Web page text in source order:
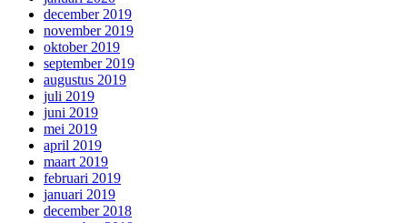
december 2019
november 2019
oktober 2019
september 2019
augustus 2019
juli 2019
juni 2019
mei 2019
april 2019
maart 2019
februari 2019
januari 2019
december 2018